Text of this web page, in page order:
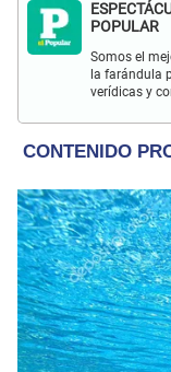
POPULAR
Somos el
la farándula
verídicas y